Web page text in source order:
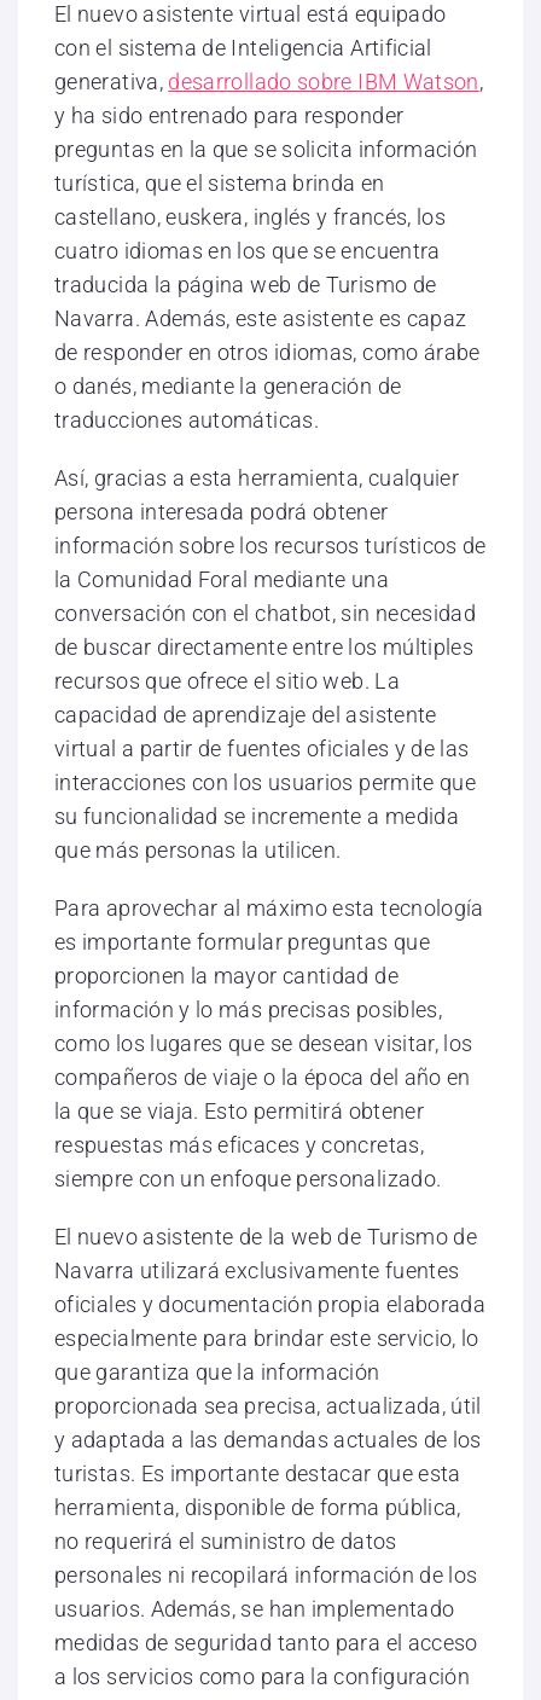
El nuevo asistente virtual está equipado
con el sistema de Inteligencia Artificial
generativa, desarrollado sobre IBM Watson,
y ha sido entrenado para responder
preguntas en la que se solicita información
turística, que el sistema brinda en
castellano, euskera, inglés y francés, los
cuatro idiomas en los que se encuentra
traducida la página web de Turismo de
Navarra. Además, este asistente es capaz
de responder en otros idiomas, como árabe
o danés, mediante la generación de
traducciones automáticas.
Así, gracias a esta herramienta, cualquier
persona interesada podrá obtener
información sobre los recursos turísticos de
la Comunidad Foral mediante una
conversación con el chatbot, sin necesidad
de buscar directamente entre los múltiples
recursos que ofrece el sitio web. La
capacidad de aprendizaje del asistente
virtual a partir de fuentes oficiales y de las
interacciones con los usuarios permite que
su funcionalidad se incremente a medida
que más personas la utilicen.
Para aprovechar al máximo esta tecnología
es importante formular preguntas que
proporcionen la mayor cantidad de
información y lo más precisas posibles,
como los lugares que se desean visitar, los
compañeros de viaje o la época del año en
la que se viaja. Esto permitirá obtener
respuestas más eficaces y concretas,
siempre con un enfoque personalizado.
El nuevo asistente de la web de Turismo de
Navarra utilizará exclusivamente fuentes
oficiales y documentación propia elaborada
especialmente para brindar este servicio, lo
que garantiza que la información
proporcionada sea precisa, actualizada, útil
y adaptada a las demandas actuales de los
turistas. Es importante destacar que esta
herramienta, disponible de forma pública,
no requerirá el suministro de datos
personales ni recopilará información de los
usuarios. Además, se han implementado
medidas de seguridad tanto para el acceso
a los servicios como para la configuración